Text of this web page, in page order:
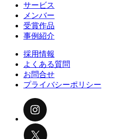
サービス
メンバー
受賞作品
事例紹介
採用情報
よくある質問
お問合せ
プライバシーポリシー